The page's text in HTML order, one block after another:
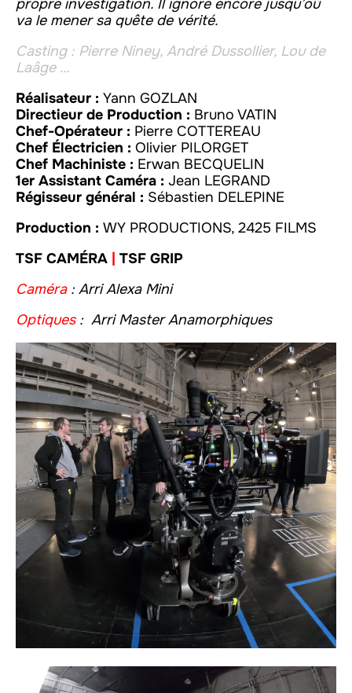
propre investigation. Il ignore encore jusqu’où
va le mener sa quête de vérité.
Casting : Pierre Niney, André Dussollier, Lou de
Laâge …
Réalisateur : Yann GOZLAN
Directieur de Production : Bruno VATIN
Chef-Opérateur : Pierre COTTEREAU
Chef Électricien : Olivier PILORGET
Chef Machiniste : Erwan BECQUELIN
1er Assistant Caméra : Jean LEGRAND
Régisseur général : Sébastien DELEPINE
Production : WY PRODUCTIONS, 2425 FILMS
TSF CAMÉRA
TSF GRIP
Caméra:Arri Alexa Mini
Optiques: Arri Master Anamorphiques